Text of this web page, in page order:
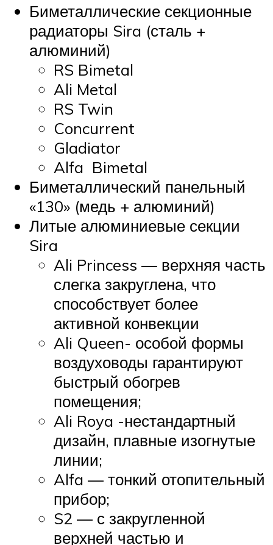
Биметаллические секционные
радиаторы Sira (сталь +
алюминий)
RS Bimetal
Ali Metal
RS Twin
Concurrent
Gladiator
Alfa Bimetal
Биметаллический панельный
«130» (медь + алюминий)
Литые алюминиевые секции
Sira
Ali Princess — верхняя часть
слегка закруглена, что
способствует более
активной конвекции
Ali Queen- особой формы
воздуховоды гарантируют
быстрый обогрев
помещения;
Ali Roya -нестандартный
дизайн, плавные изогнутые
линии;
Alfa — тонкий отопительный
прибор;
S2 — с закругленной
верхней частью и